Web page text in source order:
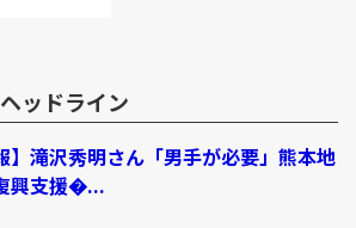
ッドライン
】滝沢秀明さん「男手が必要」熊本地
興支援�...